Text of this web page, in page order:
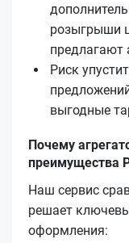
розыгрыши
предлагают
Риск
выгодные
Почему
преимущества
Наш сервис
решает
оформления: